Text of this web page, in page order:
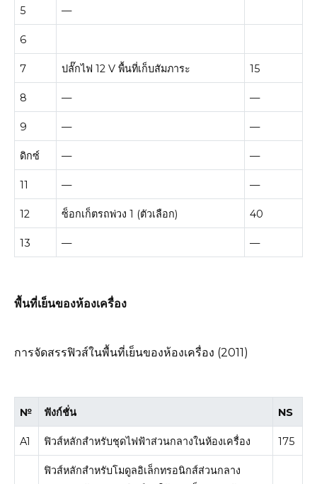
5 —
6
7 ปลั๊กไฟ 12 V พื้นที่เก็บสัมภาระ 15
8 — —
9 — —
ดิกซ์ — —
11 — —
12 ซ็อกเก็ตรถพ่วง 1 (ตัวเลือก) 40
13 — —
พื้นที่เย็นของห้องเครื่อง
การจัดสรรฟิวส์ในพื้นที่เย็นของห้องเครื่อง (2011)
№ ฟังก์ชั่น NS
A1 ฟิวส์​หลัก​สำหรับ​ชุด​ไฟฟ้าส่วนกลาง​ใน​ห้องเครื่อง 175
ฟิวส์หลักสำหรับโมดูลอิเล็กทรอนิกส์ส่วนกลาง